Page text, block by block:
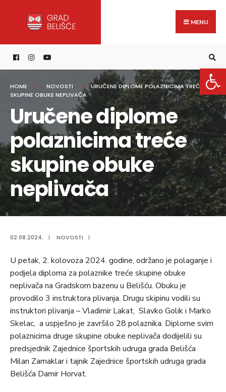
content
MENU
HOME NOVOSTI
URUČENE DIPLOME POLAZNICIMA TREĆE
SKUPINE OBUKE NEPLIVAČA
Uručene diplome
polaznicima treće
skupine obuke
neplivača
02.08.2024. | NOVOSTI |
U petak, 2. kolovoza 2024. godine, održano je polaganje i
podjela diploma za polaznike treće skupine obuke
neplivača na Gradskom bazenu u Belišću. Obuku je
provodilo 3 instruktora plivanja. Drugu skipinu vodili su
instruktori plivanja – Vladimir Lakat, Slavko Golik i Marko
Skelac, a uspješno je završilo 28 polaznika. Diplome svim
polaznicima druge skupine obuke neplivača dodijelili su
predsjednik Zajednice športskih udruga grada Belišća
Milan Zamaklar i tajnik Zajednice športskih udruga grada
Belišća Damir Horvat.
for: